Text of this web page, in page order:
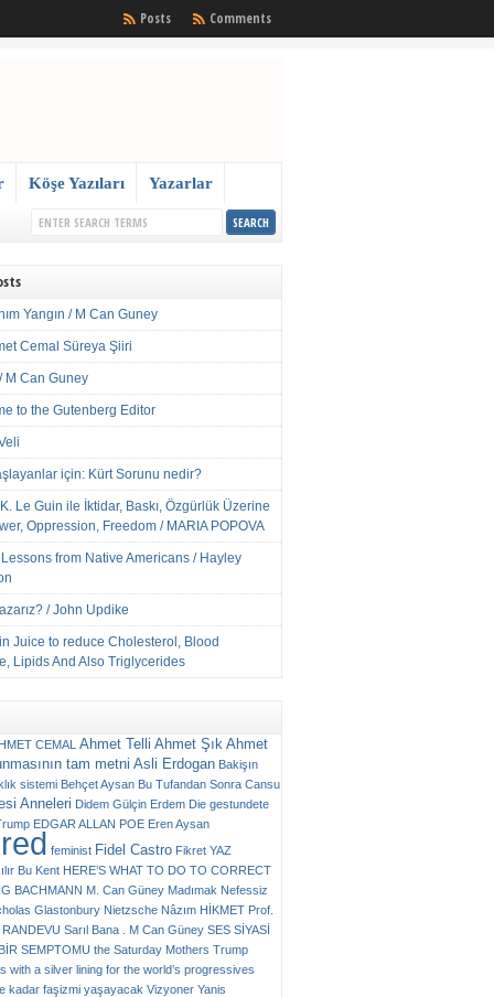
Comments
Posts
Köşe Yazıları Yazarlar
Yangın / M Can Guney
Cemal Süreya Şiiri
M Can Guney
to the Gutenberg Editor
için: Kürt Sorunu nedir?
Le Guin ile İktidar, Baskı, Özgürlük Üzerine
Oppression, Freedom / MARIA POPOVA
from Native Americans / Hayley
/ John Updike
Juice to reduce Cholesterol, Blood
Lipids And Also Triglycerides
CEMAL Ahmet Telli Ahmet Şık Ahmet
tam metni Asli Erdogan Bakişın
sistemi Behçet Aysan Bu Tufandan Sonra Cansu
Anneleri Didem Gülçin Erdem Die gestundete
EDGAR ALLAN POE Eren Aysan
feminist Fidel Castro Fikret YAZ
Bu Kent HERE’S WHAT TO DO TO CORRECT
BACHMANN M. Can Güney Madımak Nefessiz
Glastonbury Nietzsche Nâzım HİKMET Prof.
RANDEVU Sarıl Bana . M Can Güney SES SİYASİ
SEMPTOMU the Saturday Mothers Trump
with a silver lining for the world’s progressives
kadar faşizmi yaşayacak Vizyoner Yanis